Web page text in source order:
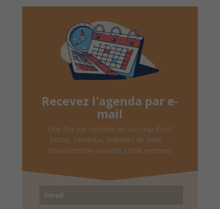
Recevez l'agenda par e-
mail
Une fois par semaine en un coup d'oeil
Lotos, Taureaux, Marchés de Noël, ...
Désinscription possible à tout moment